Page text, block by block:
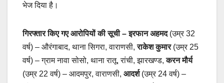
भेज दिया है।
गिरफ्तार किए गए आरोपियों की सूची – इरफान अहमद(उम्र 32
वर्ष) – औरंगाबाद, थाना सिगरा, वाराणसी,राकेश कुमार(उम्र 25
वर्ष) – ग्राम नावा सोसो, थाना रातू, रांची, झारखण्ड,करन मौर्य
(उम्र 22 वर्ष) – आदमपुर, वाराणसी, आदर्श(उम्र 24 वर्ष) –